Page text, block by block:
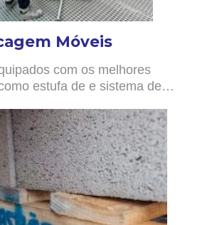
Móveis
com os melhores
estufa de e sistema de…